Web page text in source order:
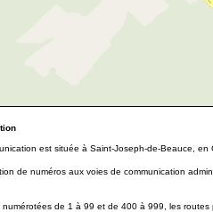
est située à Saint-Joseph-de-Beauce, en
de numéros aux voies de communication
de 1 à 99 et de 400 à 999, les